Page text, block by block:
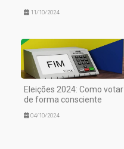
11/10/2024
Eleições 2024: Como votar
de forma consciente
04/10/2024